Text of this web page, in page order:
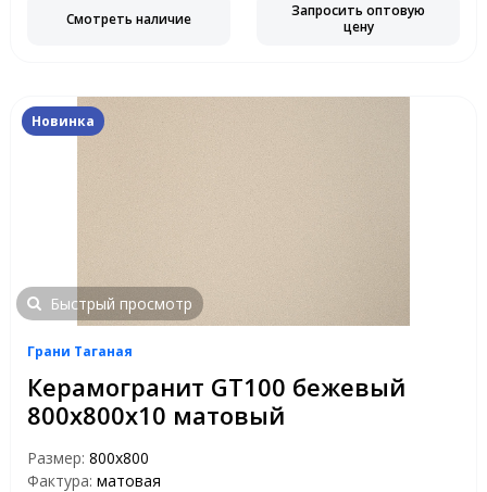
Смотреть наличие
Запросить оптовую
цену
Новинка
Быстрый просмотр
Грани Таганая
Керамогранит GT100 бежевый
800x800x10 матовый
Размер: 800x800
Фактура: матовая